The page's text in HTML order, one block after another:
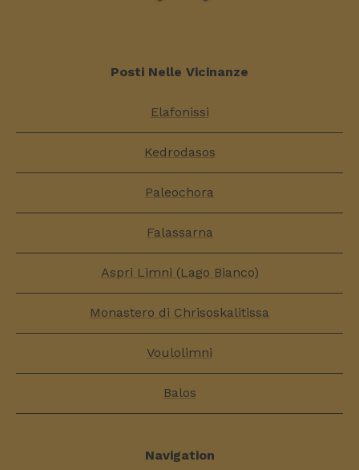
Posti Nelle Vicinanze
Elafonissi
Kedrodasos
Paleochora
Falassarna
Aspri Limni (Lago Bianco)
Monastero di Chrisoskalitissa
Voulolimni
Balos
Navigation